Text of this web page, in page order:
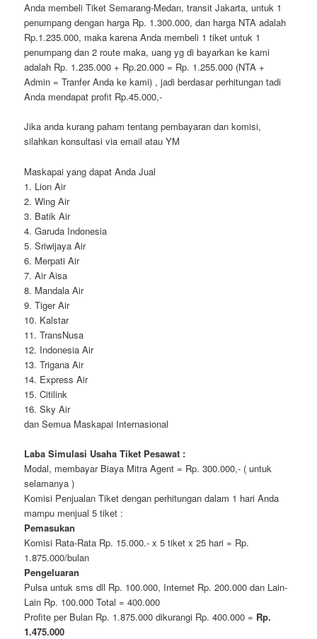
Anda membeli Tiket Semarang-Medan, transit Jakarta, untuk 1
penumpang dengan harga Rp. 1.300.000, dan harga NTA adalah
Rp.1.235.000, maka karena Anda membeli 1 tiket untuk 1
penumpang dan 2 route maka, uang yg di bayarkan ke kami
adalah Rp. 1.235.000 + Rp.20.000 = Rp. 1.255.000 (NTA +
Admin = Tranfer Anda ke kami) , jadi berdasar perhitungan tadi
Anda mendapat profit Rp.45.000,-
Jika anda kurang paham tentang pembayaran dan komisi,
silahkan konsultasi via email atau YM
Maskapai yang dapat Anda Jual
1. Lion Air
2. Wing Air
3. Batik Air
4. Garuda Indonesia
5. Sriwijaya Air
6. Merpati Air
7. Air Aisa
8. Mandala Air
9. Tiger Air
10. Kalstar
11. TransNusa
12. Indonesia Air
13. Trigana Air
14. Express Air
15. Citilink
16. Sky Air
dan Semua Maskapai Internasional
Laba Simulasi Usaha Tiket Pesawat :
Modal, membayar Biaya Mitra Agent = Rp. 300.000,- ( untuk
selamanya )
Komisi Penjualan Tiket dengan perhitungan dalam 1 hari Anda
mampu menjual 5 tiket :
Pemasukan
Komisi Rata-Rata Rp. 15.000.- x 5 tiket x 25 hari = Rp.
1.875.000/bulan
Pengeluaran
Pulsa untuk sms dll Rp. 100.000, Internet Rp. 200.000 dan Lain-
Lain Rp. 100.000 Total = 400.000
Profite per Bulan Rp. 1.875.000 dikurangi Rp. 400.000 = Rp.
1.475.000